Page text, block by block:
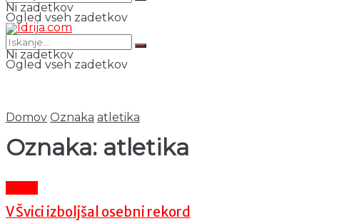
Ni zadetkov
Ogled vseh zadetkov
Ni zadetkov
Ogled vseh zadetkov
Domov Oznaka atletika
Oznaka: atletika
V Švici izboljšal osebni rekord